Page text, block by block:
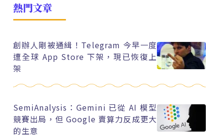
熱門文章
創辦人剛被通緝！Telegram 今早一度
遭全球 App Store 下架，現已恢復上
架
SemiAnalysis：Gemini 已從 AI 模型
競賽出局，但 Google 賣算力反成更大
的生意